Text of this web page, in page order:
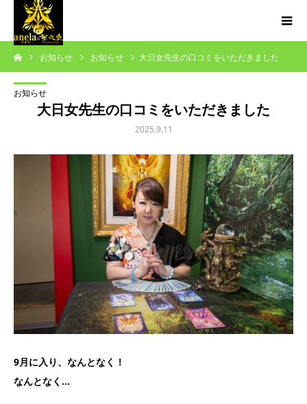
お知らせ お知らせ 大日女先生の口コミをいただきました
お知らせ
大日女先生の口コミをいただきました
2025.9.11
9月に入り、なんとなく！
なんとなく…